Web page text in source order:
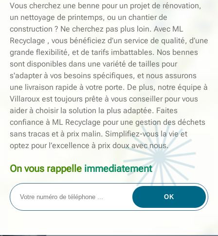
Vous cherchez une benne pour un projet de rénovation,
un nettoyage de printemps, ou un chantier de
construction ? Ne cherchez pas plus loin. Avec ML
Recyclage , vous bénéficiez d’un service de qualité, d’une
grande flexibilité, et de tarifs imbattables. Nos bennes
sont disponibles dans une variété de tailles pour
s'adapter à vos besoins spécifiques, et nous assurons
une livraison rapide à votre porte. De plus, notre équipe à
Villaroux est toujours prête à vous conseiller pour vous
aider à choisir la solution la plus adaptée. Faites
confiance à ML Recyclage pour une gestion des déchets
sans tracas et à prix malin. Simplifiez-vous la vie et
optez pour l’excellence à prix doux avec nous.
On vous rappelle immediatement